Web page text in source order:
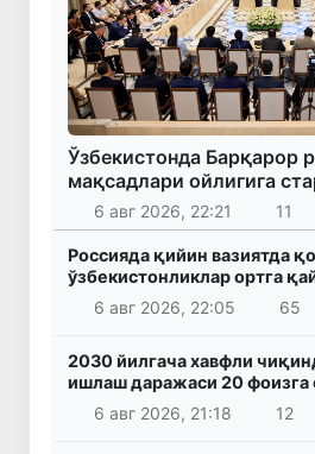
Ўзбекистонда Барқарор
мақсадлари ойлигига
6 авг 2026, 22:21 11
Россияда қийин вазиятда
ўзбекистонликлар ортга
6 авг 2026, 22:05
65
2030 йилгача хавфли
ишлаш даражаси 20 фоизга
6 авг 2026, 21:18
12